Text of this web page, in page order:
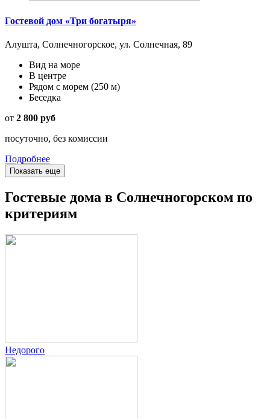
Гостевой дом «Три богатыря»
Алушта, Солнечногорское, ул. Солнечная, 89
Вид на море
В центре
Рядом с морем (250 м)
Беседка
от 2 800 руб
посуточно, без комиссии
Подробнее
Показать еще
Гостевые дома в Солнечногорском по
критериям
Недорого